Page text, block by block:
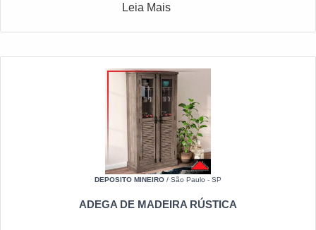
Leia Mais
DEPOSITO MINEIRO / São Paulo - SP
ADEGA DE MADEIRA RÚSTICA